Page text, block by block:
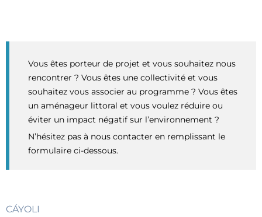
Vous êtes porteur de projet et vous souhaitez nous
rencontrer ? Vous êtes une collectivité et vous
souhaitez vous associer au programme ? Vous êtes
un aménageur littoral et vous voulez réduire ou
éviter un impact négatif sur l’environnement ?
N’hésitez pas à nous contacter en remplissant le
formulaire ci-dessous.
CÁYOLI